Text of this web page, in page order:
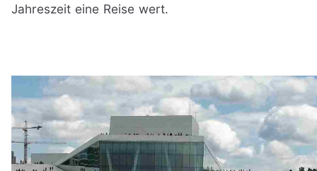
Jahreszeit eine Reise wert.